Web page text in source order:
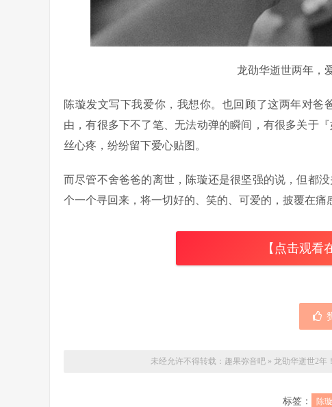
龙劭华逝世两年，
陈璇发文写下我爱你，我想你。也回顾了这两年对
由，有很多下不了笔、无法动弹的瞬间，有很多关于
丝心疼，纷纷留下爱心贴图。
而尽管不舍爸爸的离世，陈璇还是很坚强的说，但都
个一个寻回来，将一切好的、笑的、可爱的，披覆在痛
【点击观看
未经允许不得转载： 趣果弥音吧» 龙劭华逝世2年
标签： 陈璇